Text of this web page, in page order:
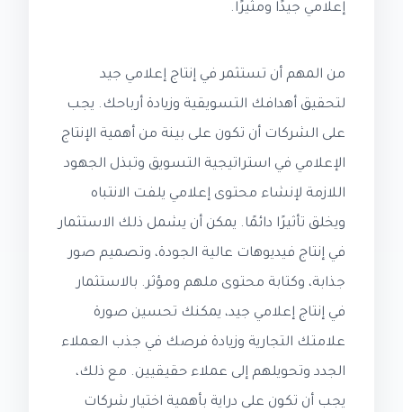
إعلامي جيدًا ومثيرًا.
من المهم أن تستثمر في إنتاج إعلامي جيد
لتحقيق أهدافك التسويقية وزيادة أرباحك. يجب
على الشركات أن تكون على بينة من أهمية الإنتاج
الإعلامي في استراتيجية التسويق وتبذل الجهود
اللازمة لإنشاء محتوى إعلامي يلفت الانتباه
ويخلق تأثيرًا دائمًا. يمكن أن يشمل ذلك الاستثمار
في إنتاج فيديوهات عالية الجودة، وتصميم صور
جذابة، وكتابة محتوى ملهم ومؤثر. بالاستثمار
في إنتاج إعلامي جيد، يمكنك تحسين صورة
علامتك التجارية وزيادة فرصك في جذب العملاء
الجدد وتحويلهم إلى عملاء حقيقيين. مع ذلك،
يجب أن تكون على دراية بأهمية اختيار شركات